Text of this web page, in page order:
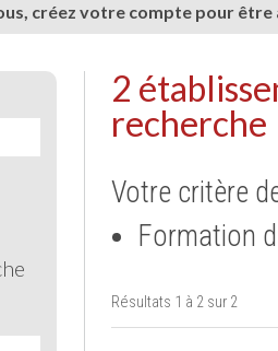
créez votre compte pour
2
recherche
Votre critère
Formation
Résultats 1 à 2 sur 2